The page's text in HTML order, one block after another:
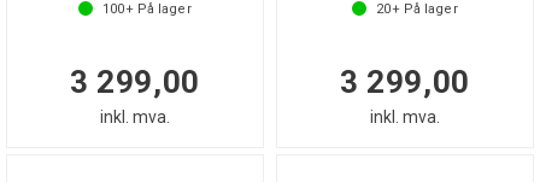
100+På lager
3 299,00
inkl. mva.
20+På lager
3 299,00
inkl. mva.